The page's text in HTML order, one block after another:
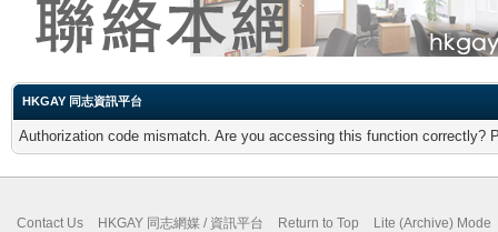
HKGAY 同志資訊平台
Authorization code mismatch. Are you accessing this function correctly?
Contact Us HKGAY 同志網媒 / 資訊平台 Return to Top Lite (Archive) Mode